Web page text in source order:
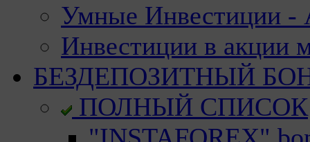
Умные Инвестиции -
Инвестиции в акции
БЕЗДЕПОЗИТНЫЙ
ПОЛНЫЙ СПИСОК